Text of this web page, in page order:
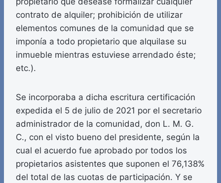
contrato de alquiler; prohibición de utilizar
elementos comunes de la comunidad que se
imponía a todo propietario que alquilase su
inmueble mientras estuviese arrendado éste;
etc.).
Se incorporaba a dicha escritura certificación
expedida el 5 de julio de 2021 por el secretario
administrador de la comunidad, don L. M. G.
C., con el visto bueno del presidente, según la
cual el acuerdo fue aprobado por todos los
propietarios asistentes que suponen el 76,138%
del total de las cuotas de participación. Y se